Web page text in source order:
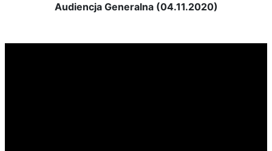
Audiencja Generalna (04.11.2020)